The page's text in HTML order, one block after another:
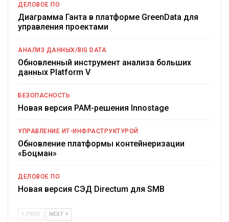
ДЕЛОВОЕ ПО
Диаграмма Ганта в платформе GreenData для
управления проектами
АНАЛИЗ ДАННЫХ/BIG DATA
Обновленный инструмент анализа больших
данных Platform V
БЕЗОПАСНОСТЬ
Новая версия PAM-решения Innostage
УПРАВЛЕНИЕ ИТ-ИНФРАСТРУКТУРОЙ
Обновление платформы контейнеризации
«Боцман»
ДЕЛОВОЕ ПО
Новая версия СЭД Directum для SMB
PREV NEXT